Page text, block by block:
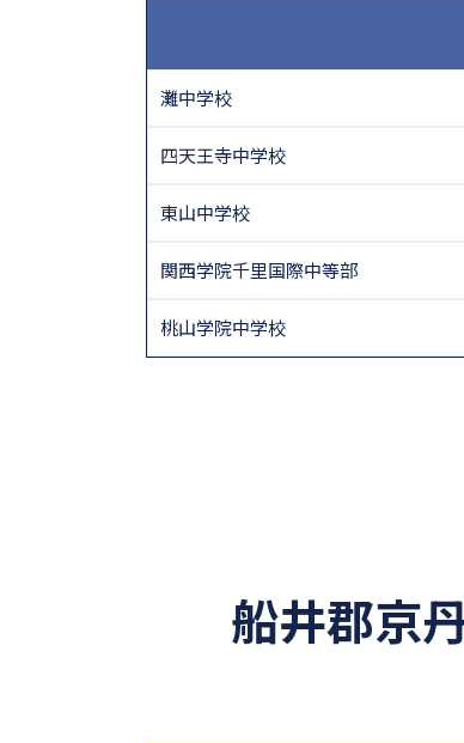
灘中学校
四天王寺中学校
東山中学校
関西学院千里国際中等部
桃山学院中学校
船井郡京